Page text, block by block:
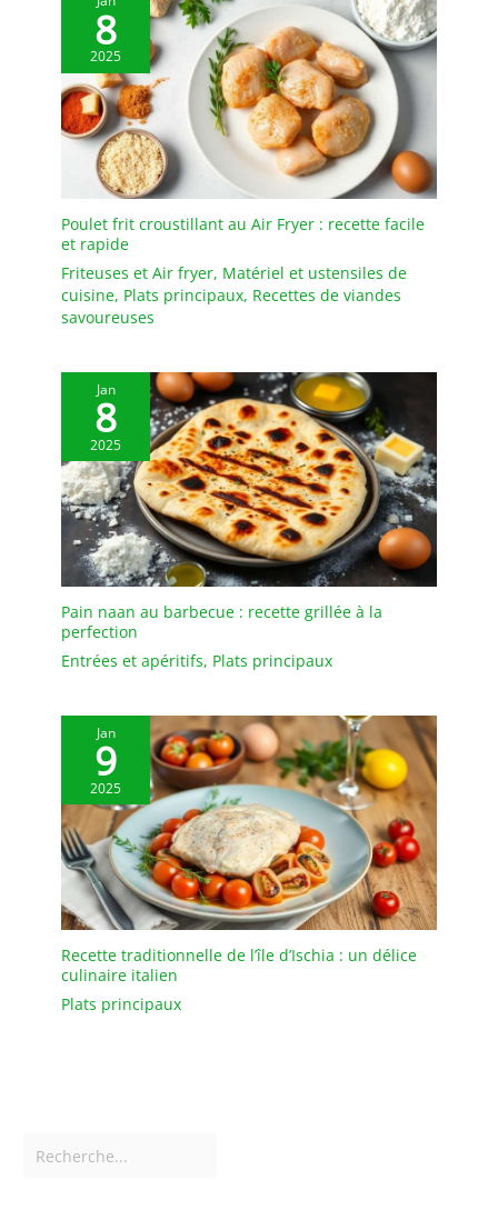
logistiques. N'hésitez pas
à nous contacter pour
toute information
complémentaire.
8
2025
Poulet frit croustillant au Air Fryer : recette facile
et rapide
Friteuses et Air fryer, Matériel et ustensiles de
cuisine, Plats principaux, Recettes de viandes
savoureuses
Jan
8
2025
Pain naan au barbecue : recette grillée à la
perfection
Entrées et apéritifs, Plats principaux
Jan
9
2025
Recette traditionnelle de l’île d’Ischia : un délice
culinaire italien
Plats principaux